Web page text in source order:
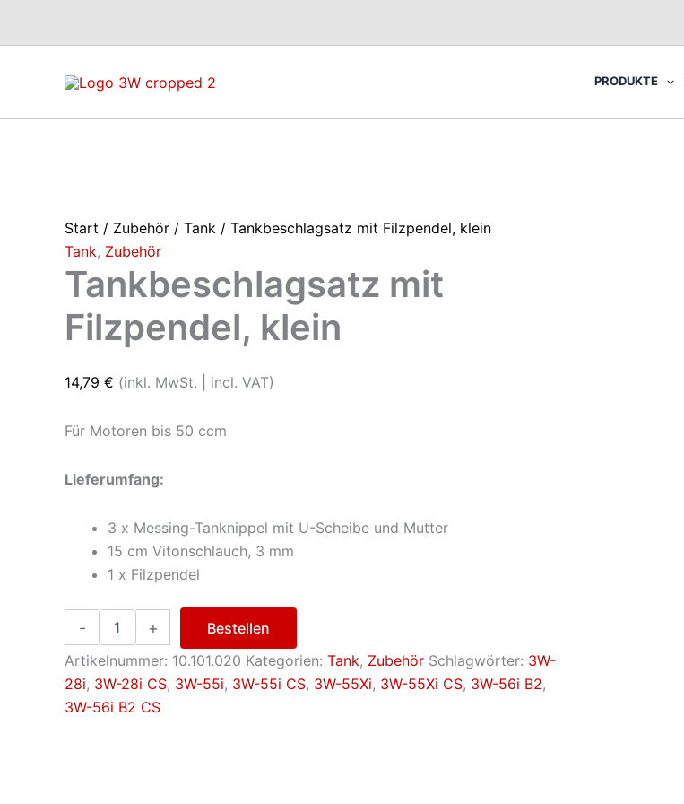
PRODUKTE
Start / Zubehör / Tank / Tankbeschlagsatz mit Filzpendel, klein
Tank, Zubehör
Tankbeschlagsatz mit
Filzpendel, klein
14,79 € (inkl. MwSt. | incl. VAT)
Für Motoren bis 50 ccm
Lieferumfang:
3 x Messing-Tanknippel mit U-Scheibe und Mutter
15 cm Vitonschlauch, 3 mm
1 x Filzpendel
-
Tankbeschlagsatz
Filzpendel,
klein
Menge
+
Bestellen
Artikelnummer: 10.101.020 Kategorien: Tank, Zubehör Schlagwörter: 3W-
28i, 3W-28i CS, 3W-55i, 3W-55i CS, 3W-55Xi, 3W-55Xi CS, 3W-56i B2,
3W-56i B2 CS